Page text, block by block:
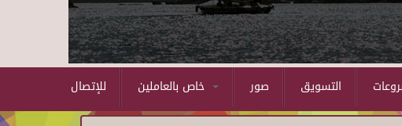
للإتصال صور التسويق